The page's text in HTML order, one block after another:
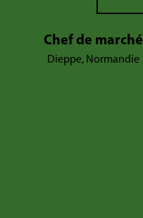
Chef de marché
Dieppe, Normandie